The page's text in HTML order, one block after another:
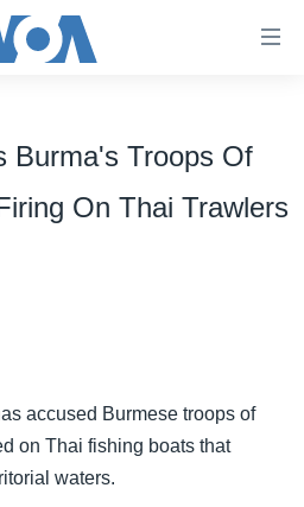
က်များ
Burma's Troops Of
On Thai Trawlers
accused Burmese troops of
on Thai fishing boats that
waters.